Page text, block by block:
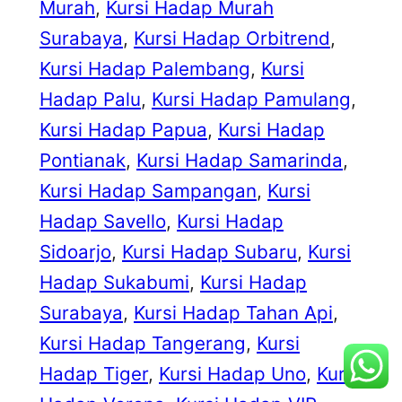
Murah, Kursi Hadap Murah
Surabaya, Kursi Hadap Orbitrend
Kursi Hadap Palembang, Kursi
Hadap Palu, Kursi Hadap Pamulang
Kursi Hadap Papua, Kursi Hadap
Pontianak, Kursi Hadap Samarinda
Kursi Hadap Sampangan, Kursi
Hadap Savello, Kursi Hadap
Sidoarjo, Kursi Hadap Subaru, Kursi
Hadap Sukabumi, Kursi Hadap
Surabaya, Kursi Hadap Tahan Api
Kursi Hadap Tangerang, Kursi
Hadap Tiger, Kursi Hadap Uno, Kursi